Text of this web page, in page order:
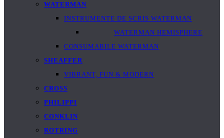
WATERMAN
INSTRUMENTE DE SCRIS WATERMAN
WATERMAN HEMISPHERE
CONSUMABILE WATERMAN
SHEAFFER
VIBRANT, FUN & MODERN
CROSS
PHILIPPI
CONKLIN
ROTRING